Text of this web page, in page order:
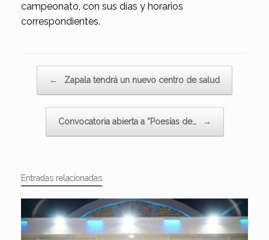
campeonato, con sus días y horarios
correspondientes.
← Zapala tendrá un nuevo centro de salud
Convocatoria abierta a “Poesías de… →
Entradas relacionadas